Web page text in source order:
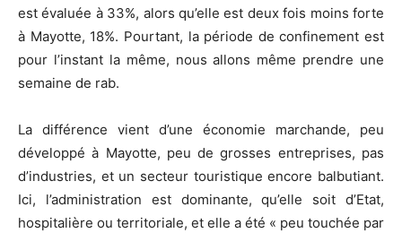
est évaluée à 33%, alors qu’elle est deux fois moins forte
à Mayotte, 18%. Pourtant, la période de confinement est
pour l’instant la même, nous allons même prendre une
semaine de rab.
La différence vient d’une économie marchande, peu
développé à Mayotte, peu de grosses entreprises, pas
d’industries, et un secteur touristique encore balbutiant.
Ici, l’administration est dominante, qu’elle soit d’Etat,
hospitalière ou territoriale, et elle a été « peu touchée par